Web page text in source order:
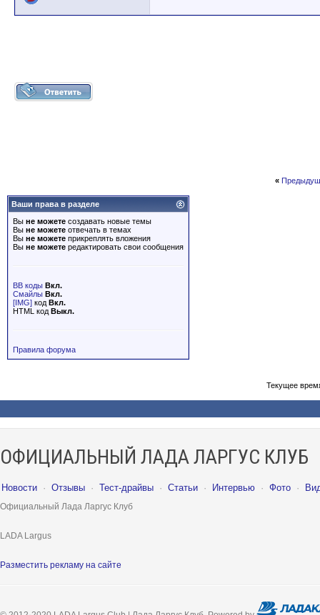
«
Ваши права в разделе
Вы не можете создавать новые темы
Вы не можете отвечать в темах
Вы не можете прикреплять вложения
Вы не можете редактировать свои сообщения
BB коды Вкл.
Смайлы Вкл.
[IMG] код Вкл.
HTML код Выкл.
Правила форума
Текущее
ОФИЦИАЛЬНЫЙ ЛАДА ЛАРГУС КЛУБ
Новости · Отзывы · Тест-драйвы · Статьи · Интервью · Фото ·
Официальный Лада Ларгус Клуб
LADA Largus
Разместить рекламу на сайте